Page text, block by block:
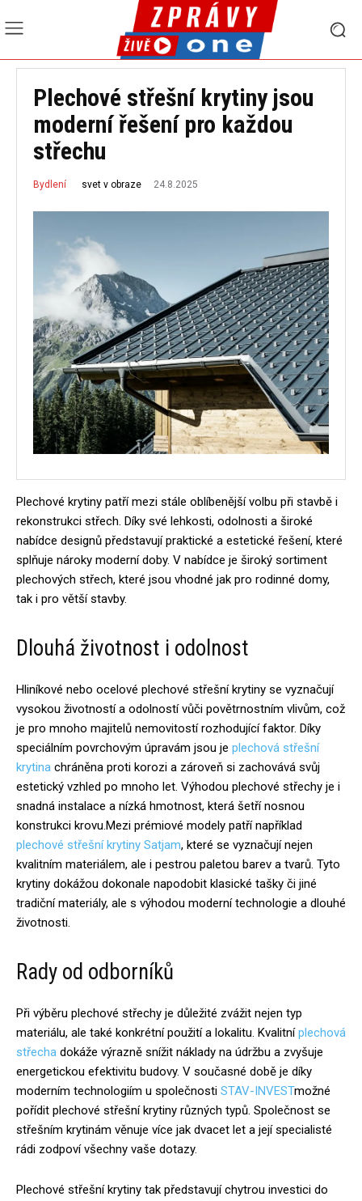
Plechové střešní krytiny jsou
moderní řešení pro každou
střechu
Bydlení svet v obraze 24.8.2025
Plechové krytiny patří mezi stále oblíbenější volbu při stavbě i
rekonstrukci střech. Díky své lehkosti, odolnosti a široké
nabídce designů představují praktické a estetické řešení, které
splňuje nároky moderní doby. V nabídce je široký sortiment
plechových střech, které jsou vhodné jak pro rodinné domy,
tak i pro větší stavby.
Dlouhá životnost i odolnost
Hliníkové nebo ocelové plechové střešní krytiny se vyznačují
vysokou životností a odolností vůči povětrnostním vlivům, což
je pro mnoho majitelů nemovitostí rozhodující faktor. Díky
speciálním povrchovým úpravám jsou je plechová střešní
krytina chráněna proti korozi a zároveň si zachovává svůj
estetický vzhled po mnoho let. Výhodou plechové střechy je i
snadná instalace a nízká hmotnost, která šetří nosnou
konstrukci krovu.Mezi prémiové modely patří například
plechové střešní krytiny Satjam, které se vyznačují nejen
kvalitním materiálem, ale i pestrou paletou barev a tvarů. Tyto
krytiny dokážou dokonale napodobit klasické tašky či jiné
tradiční materiály, ale s výhodou moderní technologie a dlouhé
životnosti.
Rady od odborníků
Při výběru plechové střechy je důležité zvážit nejen typ
materiálu, ale také konkrétní použití a lokalitu. Kvalitníplechová
střecha dokáže výrazně snížit náklady na údržbu a zvyšuje
energetickou efektivitu budovy. V současné době je díky
moderním technologiím u společnosti STAV-INVESTmožné
pořídit plechové střešní krytiny různých typů. Společnost se
střešním krytinám věnuje více jak dvacet let a její specialisté
rádi zodpoví všechny vaše dotazy.
Plechové střešní krytiny tak představují chytrou investici do